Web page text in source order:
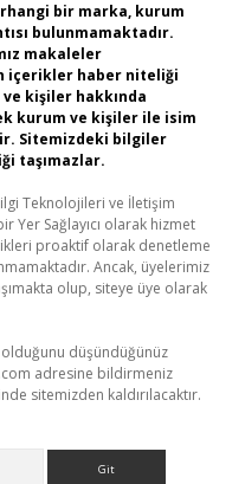
bir marka, kurum
bulunmamaktadır.
makaleler
içerikler haber niteliği
kişiler hakkında
kurum ve kişiler ile isim
Sitemizdeki bilgiler
taşımazlar.
Teknolojileri ve İletişim
Yer Sağlayıcı olarak hizmet
proaktif olarak denetleme
Ancak, üyelerimiz
olup, siteye üye olarak
olduğunu düşündüğünüz
adresine bildirmeniz
sitemizden kaldırılacaktır.